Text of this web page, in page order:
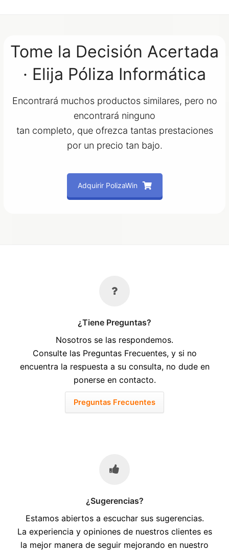
Tome la Decisión Acertada
· Elija Póliza Informática
Encontrará muchos productos similares, pero no
encontrará ninguno
tan completo, que ofrezca tantas prestaciones
por un precio tan bajo.
Adquirir PolizaWin
¿Tiene Preguntas?
Nosotros se las respondemos.
Consulte las Preguntas Frecuentes, y si no
encuentra la respuesta a su consulta, no dude en
ponerse en contacto.
Preguntas Frecuentes
¿Sugerencias?
Estamos abiertos a escuchar sus sugerencias.
La experiencia y opiniones de nuestros clientes es
la mejor manera de seguir mejorando en nuestro